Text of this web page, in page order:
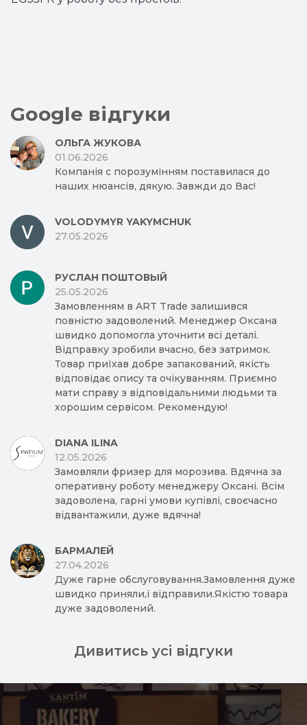
Google відгуки
ОЛЬГА ЖУКОВА
01.06.2026
Компанія с порозумінням поставилася до
наших нюансів, дякую. Завжди до Вас!
VOLODYMYR YAKYMCHUK
27.05.2026
РУСЛАН ПОШТОВЫЙ
25.05.2026
Замовленням в ART Trade залишився
повністю задоволений. Менеджер Оксана
швидко допомогла уточнити всі деталі.
Відправку зробили вчасно, без затримок.
Товар приїхав добре запакований, якість
відповідає опису та очікуванням. Приємно
мати справу з відповідальними людьми та
хорошим сервісом. Рекомендую!
DIANA ILINA
12.05.2026
Замовляли фризер для морозива. Вдячна за
оперативну роботу менеджеру Оксані. Всім
задоволена, гарні умови купівлі, своєчасно
відвантажили, дуже вдячна!
БАРМАЛЕЙ
27.04.2026
Дуже гарне обслуговування.Замовлення дуже
швидко приняли,і відправили.Якістю товара
дуже задоволений.
Дивитись усі відгуки